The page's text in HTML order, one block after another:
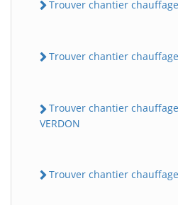
Trouver chantier chauffage
Trouver chantier chauffage
Trouver chantier chauffage
VERDON
Trouver chantier chauffage